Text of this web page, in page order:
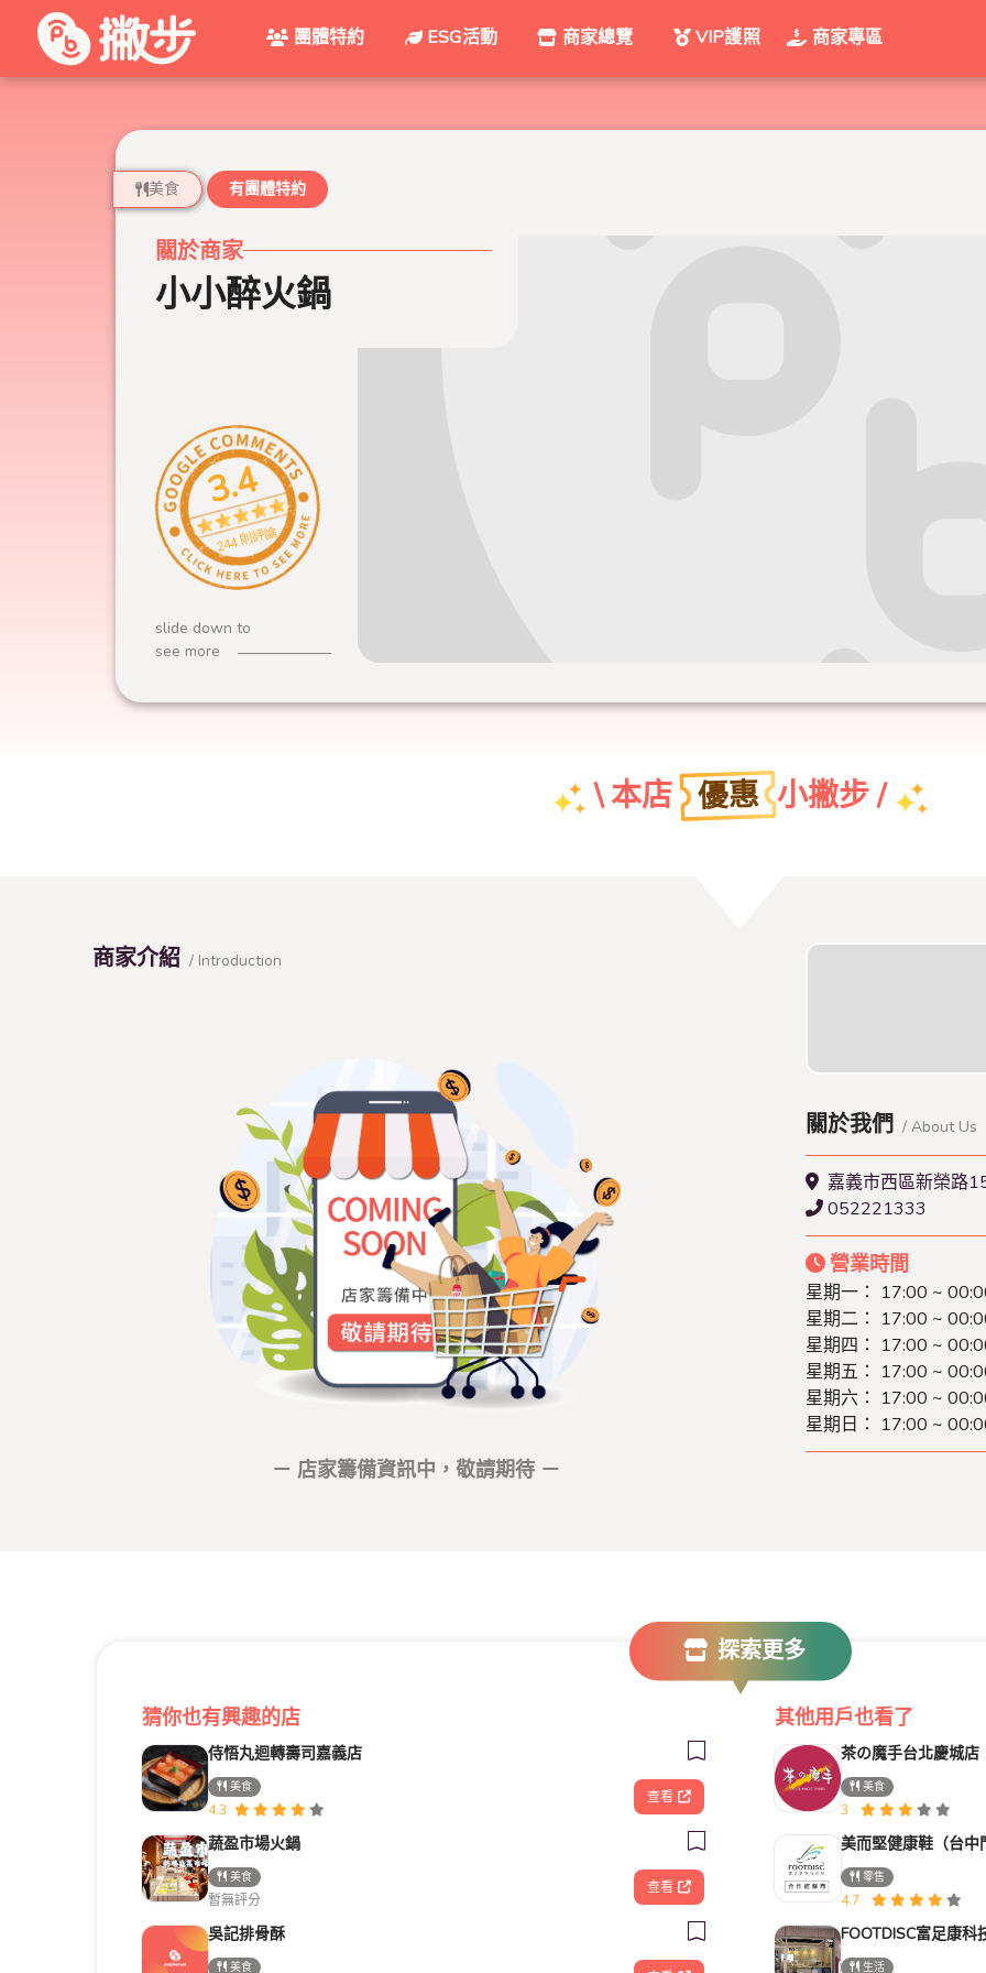
團體特約 ESG活動 商家總覽 VIP護照 商家專區
美食 有團體特約
關於商家
小小醉火鍋
3.4
244 則評論
slide down to
see more
\ 本店 優惠 小撇步 /
查看本店特約名單
商家介紹 / Introduction
－ 店家籌備資訊中，敬請期待 －
關於我們 / About Us
嘉義市西區新榮路
052221333
營業時間
星期一： 17:00 ~
星期二： 17:00 ~
星期四： 17:00 ~
星期五： 17:00 ~
星期六： 17:00 ~
星期日： 17:00 ~
探索更多
猜你也有興趣的店
侍悟丸迴轉壽司嘉義店
美食
4.3
查看
蔬盈市場火鍋
美食
暫無評分
查看
吳記排骨酥
美食
其他用戶也看了
茶の魔手台北慶城店
美食
3
美而堅健康鞋（台中
零售
4.7
生活